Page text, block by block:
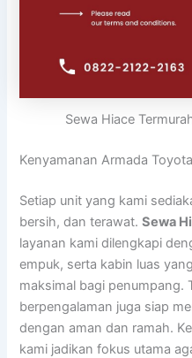
Sewa Hiace
Kenyamanan Armada
Setiap unit yang kami
bersih, dan terawat.Sewa
layanan kami dilengkapi
empuk, serta kabin luas
maksimal bagi penumpang.
berpengalaman juga siap
dengan aman dan ramah.
kami jadikan fokus utama